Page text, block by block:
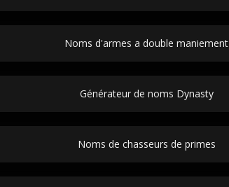
Noms d'armes a double maniement
Générateur de noms Dynasty
Noms de chasseurs de primes